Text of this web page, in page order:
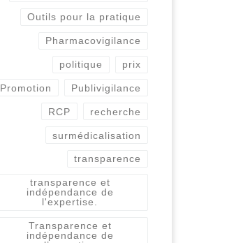
Outils pour la pratique
Pharmacovigilance
politique prix
Promotion Publivigilance
RCP recherche
surmédicalisation
transparence
transparence et
indépendance de
l'expertise.
Transparence et
indépendance de